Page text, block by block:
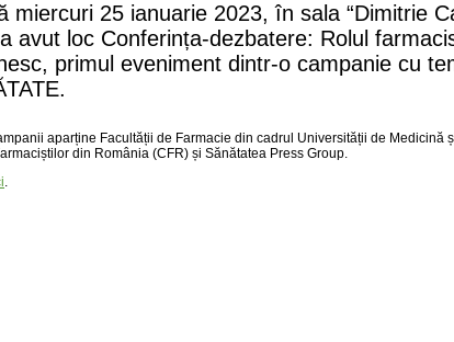
miercuri 25 ianuarie 2023, în sala “Dimitrie
avut loc Conferința-dezbatere: Rolul
primul eveniment dintr-o campanie cu
aparține Facultății de Farmacie din cadrul Universității de Medicină
din România (CFR) și Sănătatea Press Group.
.